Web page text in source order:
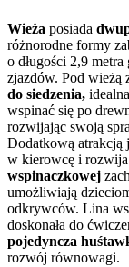
Wieża posiada
różnorodne formy
o długości 2,9
zjazdów. Pod wieżą
do siedzenia,
wspinać się po
rozwijając swoją
Dodatkową atrakcją
w kierowcę i
wspinaczkowej
umożliwiają
odkrywców. Lina
doskonała do
pojedyncza
rozwój równowagi.